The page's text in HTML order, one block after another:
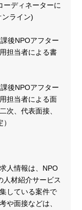
ーディネーターに
ンライン)
後NPOアフター
担当者による書
後NPOアフター
担当者による面
次、代表面接、
人情報は、NPO
人材紹介サービス
している案件で
や面接などは、